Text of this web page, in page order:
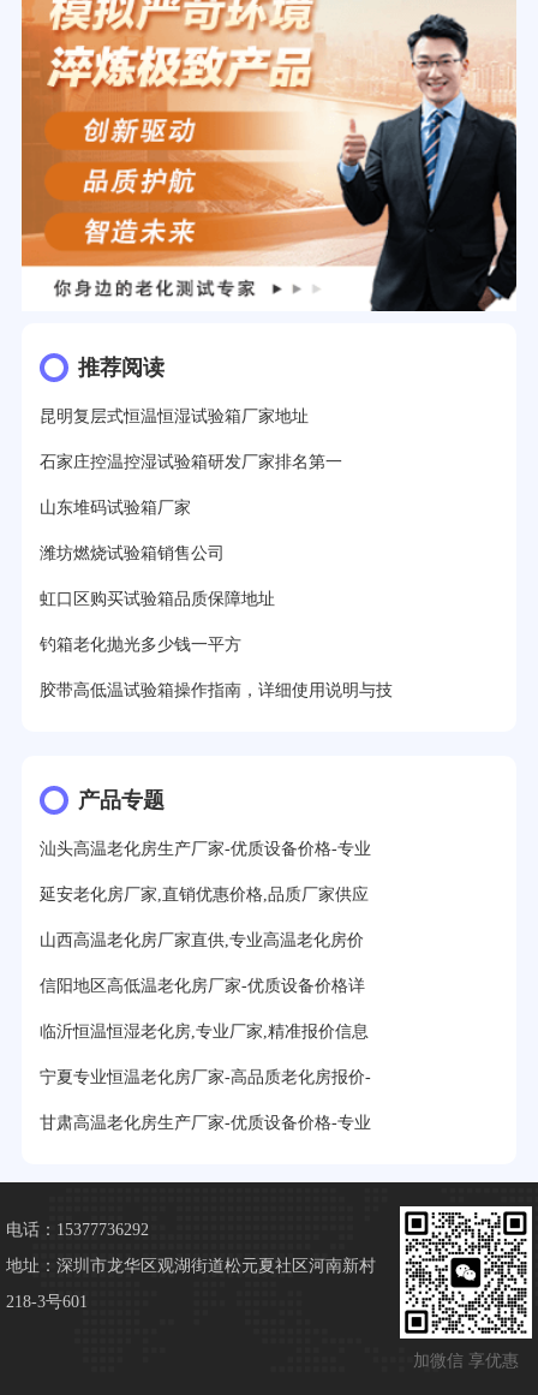
推荐阅读
昆明复层式恒温恒湿试验箱厂家地址
石家庄控温控湿试验箱研发厂家排名第一
山东堆码试验箱厂家
潍坊燃烧试验箱销售公司
虹口区购买试验箱品质保障地址
钓箱老化抛光多少钱一平方
胶带高低温试验箱操作指南，详细使用说明与技
产品专题
汕头高温老化房生产厂家-优质设备价格-专业
延安老化房厂家,直销优惠价格,品质厂家供应
山西高温老化房厂家直供,专业高温老化房价
信阳地区高低温老化房厂家-优质设备价格详
临沂恒温恒湿老化房,专业厂家,精准报价信息
宁夏专业恒温老化房厂家-高品质老化房报价-
甘肃高温老化房生产厂家-优质设备价格-专业
加微信 享优惠
电话：15377736292
地址：深圳市龙华区观湖街道松元夏社区河南新村
218-3号601